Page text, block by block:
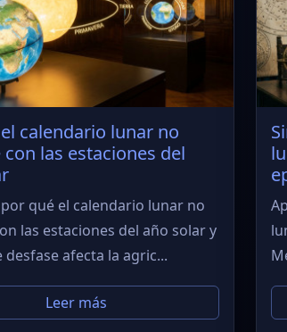
calendario lunar no
las estaciones del
qué el calendario lunar no
las estaciones del año solar y
desfase afecta la agric...
Leer más